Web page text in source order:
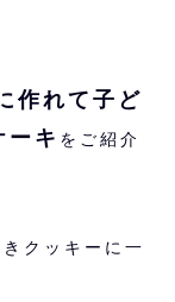
作れて子ど
ーキ をご紹介
クッキーに一